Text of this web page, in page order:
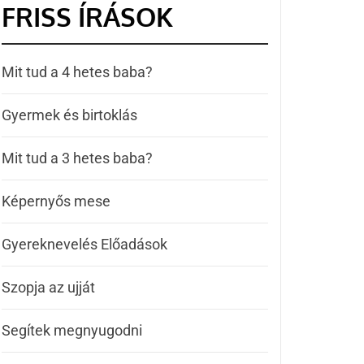
FRISS ÍRÁSOK
Mit tud a 4 hetes baba?
Gyermek és birtoklás
Mit tud a 3 hetes baba?
Képernyős mese
Gyereknevelés Előadások
Szopja az ujját
Segítek megnyugodni